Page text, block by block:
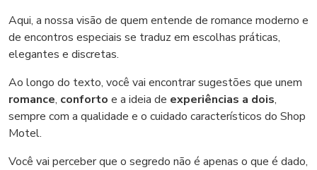
Aqui, a nossa visão de quem entende de romance moderno e
de encontros especiais se traduz em escolhas práticas,
elegantes e discretas.
Ao longo do texto, você vai encontrar sugestões que unem
romance, conforto e a ideia de experiências a dois,
sempre com a qualidade e o cuidado característicos do Shop
Motel.
Você vai perceber que o segredo não é apenas o que é dado,